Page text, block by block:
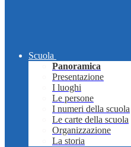
Scuola
Panoramica
Presentazione
I luoghi
Le persone
I numeri della scuola
Le carte della scuola
Organizzazione
La storia